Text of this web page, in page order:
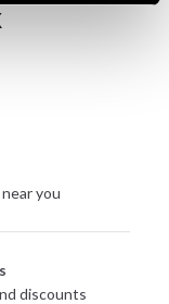
you
discounts